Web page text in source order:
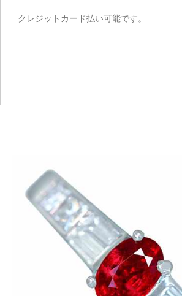
クレジットカード払い可能です。